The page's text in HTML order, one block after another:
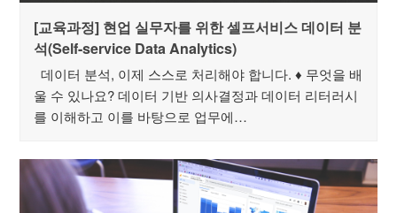
[교육과정] 현업 실무자를 위한 셀프서비스 데이터 분
석(Self-service Data Analytics)
데이터 분석, 이제 스스로 처리해야 합니다. ♦ 무엇을 배
울 수 있나요? 데이터 기반 의사결정과 데이터 리터러시
를 이해하고 이를 바탕으로 업무에…